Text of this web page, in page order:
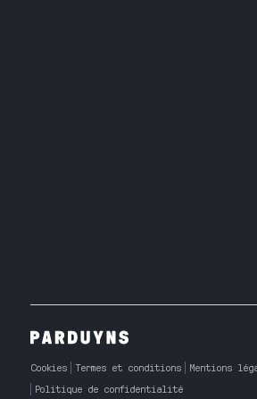
Cookies Termes et conditions
Mentions
Politique de confidentialité